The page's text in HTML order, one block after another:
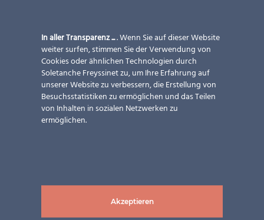
In aller Transparenz .... Wenn Sie auf dieser Website
weiter surfen, stimmen Sie der Verwendung von
Cookies oder ähnlichen Technologien durch
Soletanche Freyssinet zu, um Ihre Erfahrung auf
unserer Website zu verbessern, die Erstellung von
Besuchsstatistiken zu ermöglichen und das Teilen
von Inhalten in sozialen Netzwerken zu
ermöglichen.
Akzeptieren